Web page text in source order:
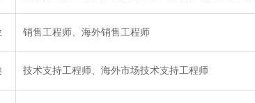
销售工程师、海外销售工程师
技术支持工程师、海外市场技术支持工程师